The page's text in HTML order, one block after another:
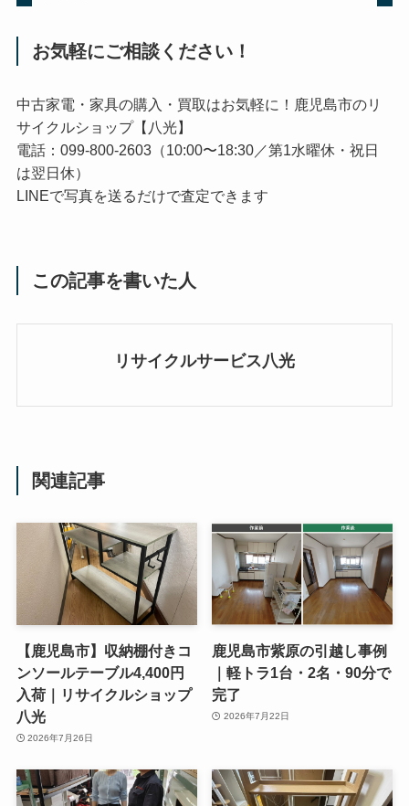
お気軽にご相談ください！
中古家電・家具の購入・買取はお気軽に！鹿児島市のリ
サイクルショップ【八光】
電話：099-800-2603（10:00〜18:30／第1水曜休・祝日
は翌日休）
LINEで写真を送るだけで査定できます
この記事を書いた人
リサイクルサービス八光
関連記事
【鹿児島市】収納棚付きコ
ンソールテーブル4,400円
入荷｜リサイクルショップ
八光
2026年7月26日
鹿児島市紫原の引越し事例
｜軽トラ1台・2名・90分で
完了
2026年7月22日